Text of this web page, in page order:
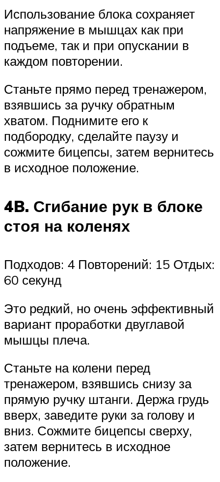
Использование блока сохраняет
напряжение в мышцах как при
подъеме, так и при опускании в
каждом повторении.
Станьте прямо перед тренажером,
взявшись за ручку обратным
хватом. Поднимите его к
подбородку, сделайте паузу и
сожмите бицепсы, затем вернитесь
в исходное положение.
4B. Сгибание рук в блоке
стоя на коленях
Подходов: 4 Повторений: 15 Отдых:
60 секунд
Это редкий, но очень эффективный
вариант проработки двуглавой
мышцы плеча.
Станьте на колени перед
тренажером, взявшись снизу за
прямую ручку штанги. Держа грудь
вверх, заведите руки за голову и
вниз. Сожмите бицепсы сверху,
затем вернитесь в исходное
положение.